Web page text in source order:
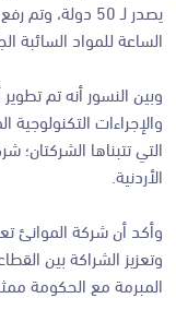
الساعة للمواد السائبة الجافة إلى
وبين النسور أنه تم
والإجراءات التكنولوجية
التي تتبناها
الأردنية.
وأكد أن شركة الموانئ
وتعزيز الشراكة بين
المبرمة مع الحكومة